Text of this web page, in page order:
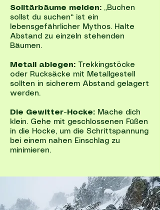
Solitärbäume meiden: „Buchen
sollst du suchen“ ist ein
lebensgefährlicher Mythos. Halte
Abstand zu einzeln stehenden
Bäumen.
Metall ablegen: Trekkingstöcke
oder Rucksäcke mit Metallgestell
sollten in sicherem Abstand gelagert
werden.
Die Gewitter-Hocke: Mache dich
klein. Gehe mit geschlossenen Füßen
in die Hocke, um die Schrittspannung
bei einem nahen Einschlag zu
minimieren.